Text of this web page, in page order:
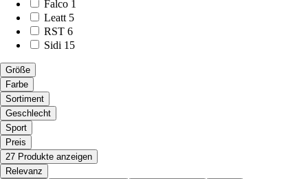
Falco 1
Leatt 5
RST 6
Sidi 15
Größe
Farbe
Sortiment
Geschlecht
Sport
Preis
27 Produkte anzeigen
Relevanz